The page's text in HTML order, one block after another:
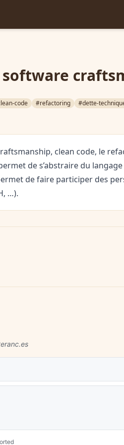
code #refactoring #dette-
clean code, le
de s’abstraire du
de faire participer des
…).